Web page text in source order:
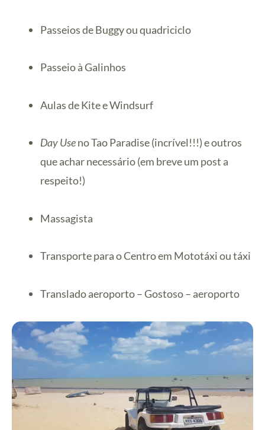
Passeios de Buggy ou quadriciclo
Passeio à Galinhos
Aulas de Kite e Windsurf
Day Useno Tao Paradise (incrível!!!) e outros
que achar necessário (em breve um post a
respeito!)
Massagista
Transporte para o Centro em Mototáxi ou táxi
Translado aeroporto – Gostoso – aeroporto